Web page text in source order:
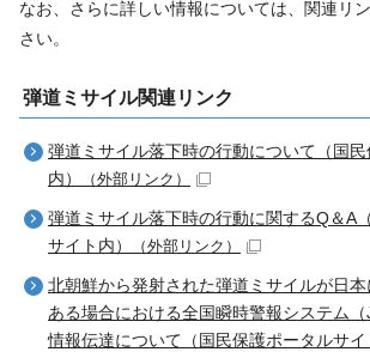
なお、さらに詳しい情報については、関連リ
さい。
弾道ミサイル関連リンク
弾道ミサイル落下時の行動について（国
内）
（外部リンク）
弾道ミサイル落下時の行動に関するQ＆A
サイト内）
（外部リンク）
北朝鮮から発射された弾道ミサイルが日
ある場合における全国瞬時警報システム
情報伝達について（国民保護ポータルサイ